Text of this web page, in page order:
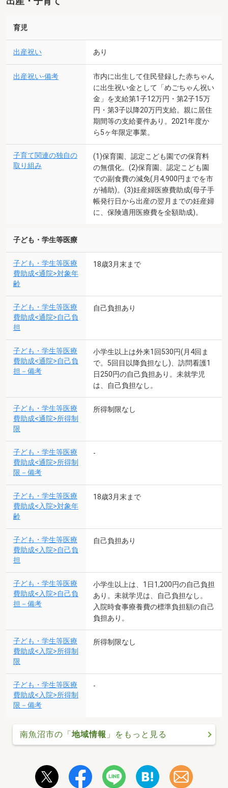
育児
出産祝い あり
出産祝い-備考
市内に出生して住民登録した赤ちゃん
に出生祝い金として「めごちゃん祝い
金」を支給第1子12万円・第2子15万
円・第3子以降20万円支給。親に居住
期間等の支給要件あり。2021年度か
ら5ヶ年限定事業。
子育て関連の独自の
取り組み
(1)保育園、認定こども園での保育料
の無償化。(2)保育園、認定こども園
での副食費の減免(月4,900円までを市
が補助)。(3)妊産婦医療費助成(母子手
帳発行日から出産の翌月までの妊産婦
に、保険適用医療費を全額助成)。
子ども・学生等医療
子ども・学生等医療
費助成<通院>対象年
齢
18歳3月末まで
子ども・学生等医療
費助成<通院>自己負
担
自己負担あり
子ども・学生等医療
費助成<通院>自己負
担－備考
小学生以上は外来1回530円(月4回ま
で。5回目以降負担なし)、訪問看護1
日250円の自己負担あり。未就学児
は、自己負担なし。
子ども・学生等医療
費助成<通院>所得制
限
所得制限なし
子ども・学生等医療
費助成<通院>所得制
限－備考
-
子ども・学生等医療
費助成<入院>対象年
齢
18歳3月末まで
子ども・学生等医療
費助成<入院>自己負
担
自己負担あり
子ども・学生等医療
費助成<入院>自己負
担－備考
小学生以上は、1日1,200円の自己負担
あり。未就学児は、自己負担なし。
入院時食事療養費の標準負担額の自己
負担あり。
子ども・学生等医療
費助成<入院>所得制
限
所得制限なし
子ども・学生等医療
費助成<入院>所得制
限－備考
-
南魚沼市の「地域情報 」をもっと見る